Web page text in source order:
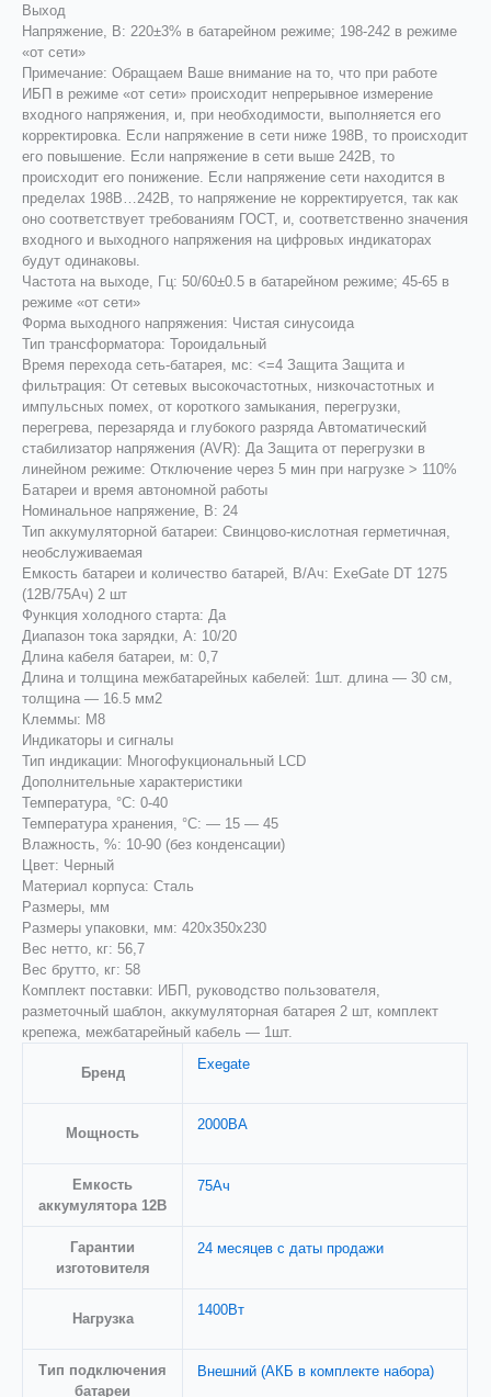
Выход
Напряжение, В: 220±3% в батарейном режиме; 198-242 в режиме
«от сети»
Примечание: Обращаем Ваше внимание на то, что при работе
ИБП в режиме «от сети» происходит непрерывное измерение
входного напряжения, и, при необходимости, выполняется его
корректировка. Если напряжение в сети ниже 198В, то происходит
его повышение. Если напряжение в сети выше 242В, то
происходит его понижение. Если напряжение сети находится в
пределах 198В…242В, то напряжение не корректируется, так как
оно соответствует требованиям ГОСТ, и, соответственно значения
входного и выходного напряжения на цифровых индикаторах
будут одинаковы.
Частота на выходе, Гц: 50/60±0.5 в батарейном режиме; 45-65 в
режиме «от сети»
Форма выходного напряжения: Чистая синусоида
Тип трансформатора: Тороидальный
Время перехода сеть-батарея, мс: <=4 Защита Защита и
фильтрация: От сетевых высокочастотных, низкочастотных и
импульсных помех, от короткого замыкания, перегрузки,
перегрева, перезаряда и глубокого разряда Автоматический
стабилизатор напряжения (AVR): Да Защита от перегрузки в
линейном режиме: Отключение через 5 мин при нагрузке > 110%
Батареи и время автономной работы
Номинальное напряжение, В: 24
Тип аккумуляторной батареи: Свинцово-кислотная герметичная,
необслуживаемая
Емкость батареи и количество батарей, В/Ач: ExeGate DT 1275
(12В/75Ач) 2 шт
Функция холодного старта: Да
Диапазон тока зарядки, А: 10/20
Длина кабеля батареи, м: 0,7
Длина и толщина межбатарейных кабелей: 1шт. длина — 30 см,
толщина — 16.5 мм2
Клеммы: M8
Индикаторы и сигналы
Тип индикации: Многофукциональный LCD
Дополнительные характеристики
Температура, °С: 0-40
Температура хранения, °С: — 15 — 45
Влажность, %: 10-90 (без конденсации)
Цвет: Черный
Материал корпуса: Сталь
Размеры, мм
Размеры упаковки, мм: 420x350x230
Вес нетто, кг: 56,7
Вес брутто, кг: 58
Комплект поставки: ИБП, руководство пользователя,
разметочный шаблон, аккумуляторная батарея 2 шт, комплект
крепежа, межбатарейный кабель — 1шт.
Бренд
Exegate
Мощность
2000ВА
Емкость
аккумулятора 12В
75Ач
Гарантии
изготовителя
24 месяцев с даты продажи
Нагрузка
1400Вт
Тип подключения
батареи
Внешний (АКБ в комплекте набора)